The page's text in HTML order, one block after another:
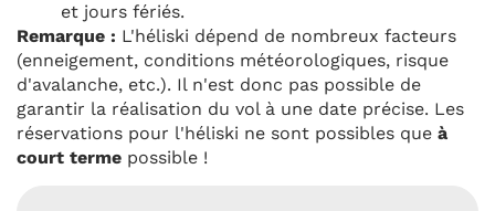
et jours fériés.
Remarque : L'héliski dépend de nombreux facteurs
(enneigement, conditions météorologiques, risque
d'avalanche, etc.). Il n'est donc pas possible de
garantir la réalisation du vol à une date précise. Les
réservations pour l'héliski ne sont possibles que à
court terme possible !